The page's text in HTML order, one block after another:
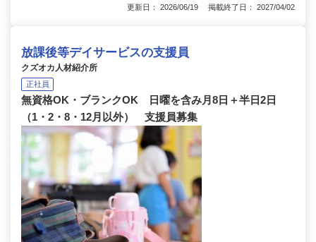
更新日： 2026/06/19 掲載終了日： 2027/04/02
放課後等デイサービスの支援員
クズオカ人材紹介所
正社員
無資格OK・ブランクOK 日曜を含み月8日＋半日2日
（1・2・8・12月以外） 支援員募集